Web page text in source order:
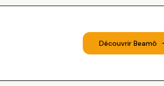
Découvrir Beamô